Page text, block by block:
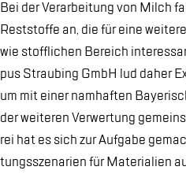
Bei der Ver­ar­bei­tung von Milch
Rest­stof­fe an, die für eine
wie stoff­li­chen Be­reich
pus Strau­bing GmbH lud da­her
um mit ei­ner nam­haf­ten
der wei­te­ren Ver­wer­tung
rei hat es sich zur Auf­ga­be
tungs­sze­na­ri­en für Ma­te­ria­li­en